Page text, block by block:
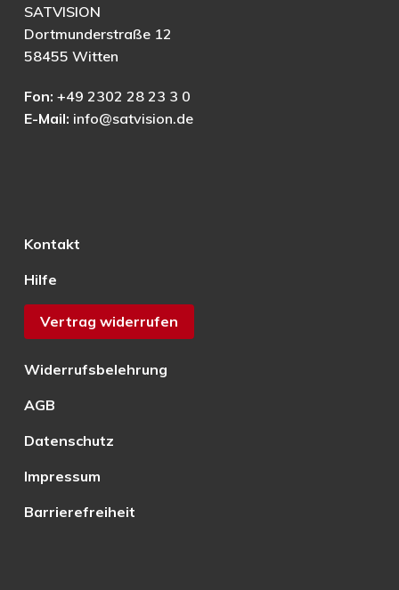
SATVISION
Dortmunderstraße 12
58455 Witten
Fon: +49 2302 28 23 3 0
E-Mail: info@satvision.de
Kontakt
Hilfe
Vertrag widerrufen
Widerrufsbelehrung
AGB
Datenschutz
Impressum
Barrierefreiheit